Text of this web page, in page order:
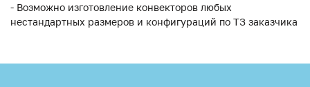
- Возможно изготовление конвекторов любых
нестандартных размеров и конфигураций по ТЗ заказчика